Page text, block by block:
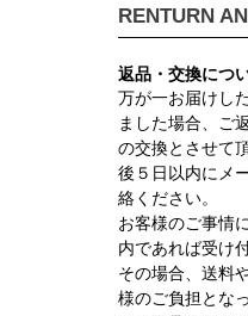
RENTURN
返品・交換につ
万が一お届けし
ました場合、ご
の交換とさせて
後５日以内にメ
絡ください。
お客様のご事情
内であれば受け
その場合、送料
様のご負担とな